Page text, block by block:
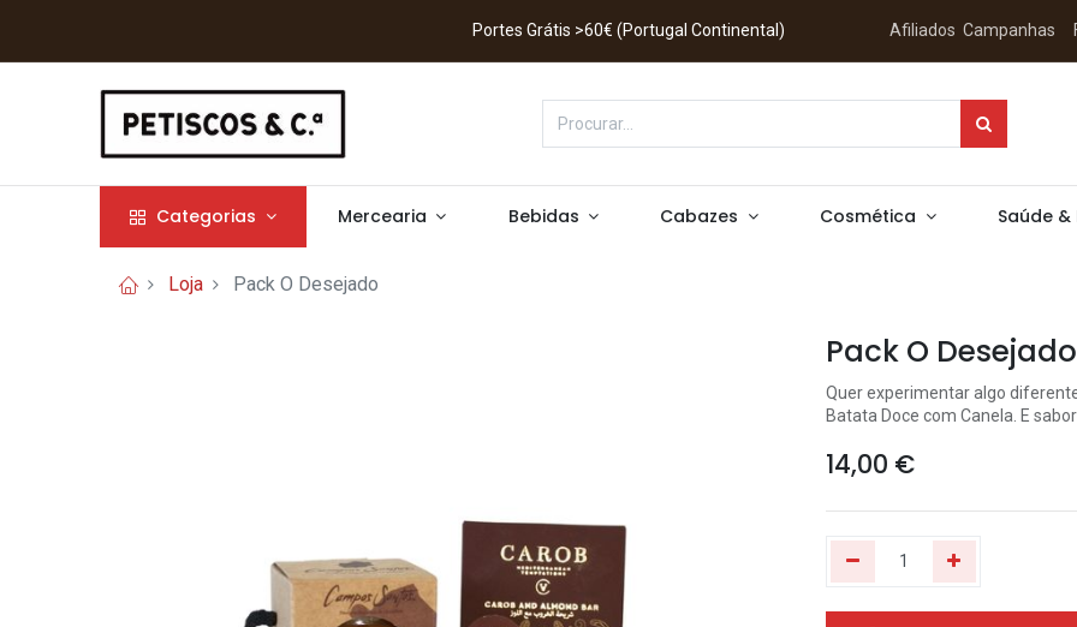
Portes Grátis >60€ (Portugal Continental) Afiliados Campanhas
Categorias Mercearia Bebidas Cabazes Cosmética Saúde
Loja Pack O Desejado
Pack O Desejado
Quer experimentar algo
Batata Doce com Canela. E
14,00 €